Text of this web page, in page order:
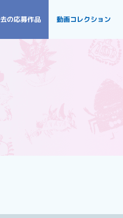
の応募作品 動画コレクション